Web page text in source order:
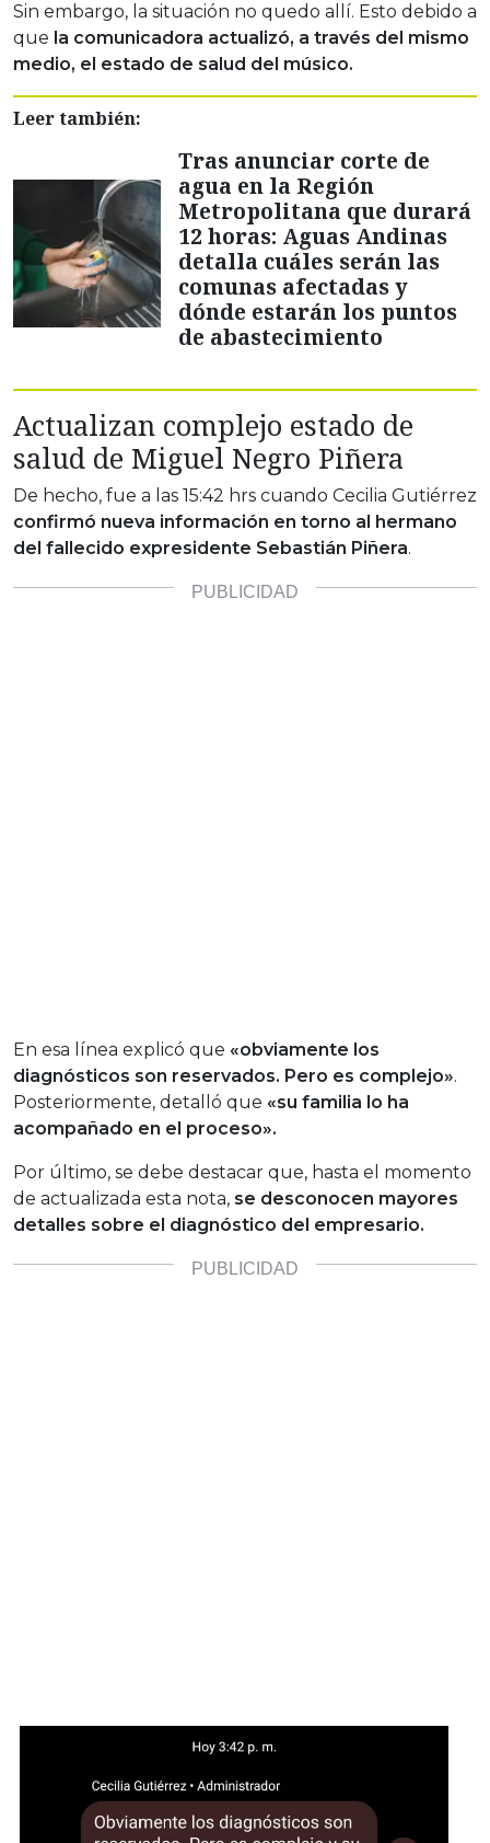
Sin embargo, la situación no quedo allí. Esto debido a
que la comunicadora actualizó, a través del mismo
medio, el estado de salud del músico.
Leer también:
Tras anunciar corte de
agua en la Región
Metropolitana que durará
12 horas: Aguas Andinas
detalla cuáles serán las
comunas afectadas y
dónde estarán los puntos
de abastecimiento
Actualizan complejo estado de
salud de Miguel Negro Piñera
De hecho, fue a las 15:42 hrs cuando Cecilia Gutiérrez
confirmó nueva información en torno al hermano
del fallecido expresidente Sebastián Piñera.
En esa línea explicó que «obviamente los
diagnósticos son reservados. Pero es complejo».
Posteriormente, detalló que «su familia lo ha
acompañado en el proceso».
Por último, se debe destacar que, hasta el momento
de actualizada esta nota, se desconocen mayores
detalles sobre el diagnóstico del empresario.